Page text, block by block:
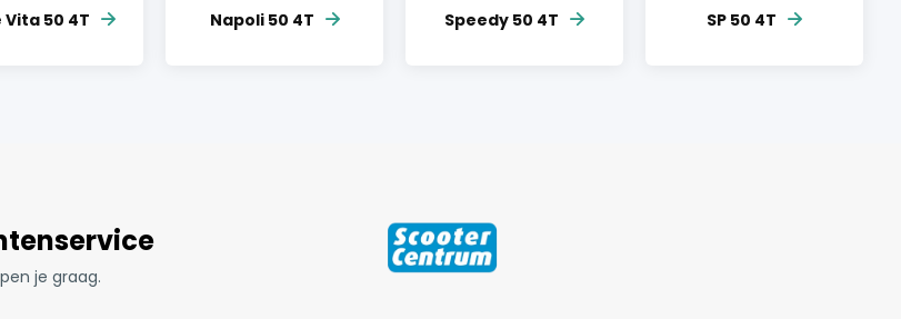
Vita 50 4T Napoli 50 4T Speedy 50 4T SP 50 4T
je graag.